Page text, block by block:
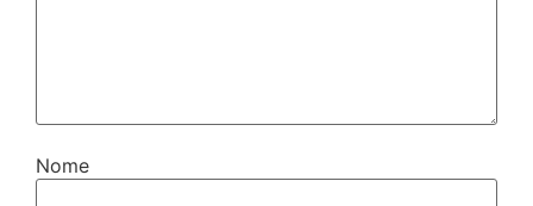
Nome